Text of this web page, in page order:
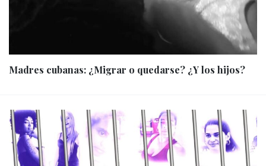
Madres cubanas: ¿Migrar o quedarse? ¿Y los hijos?